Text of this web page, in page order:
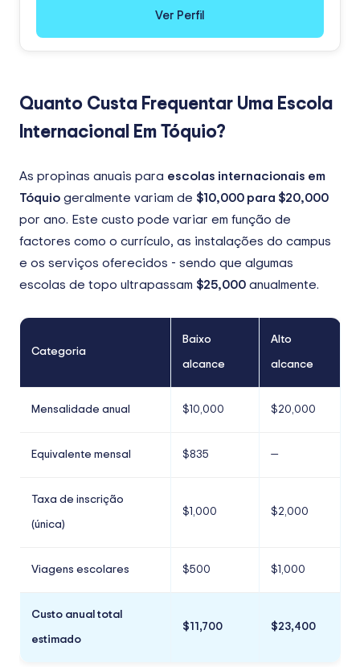
Ver Perfil
Quanto Custa Frequentar Uma Escola
Internacional Em Tóquio?
As propinas anuais para escolas internacionais em
Tóquio geralmente variam de $10,000 para $20,000
por ano. Este custo pode variar em função de
factores como o currículo, as instalações do campus
e os serviços oferecidos - sendo que algumas
escolas de topo ultrapassam $25,000 anualmente.
Categoria
Baixo
alcance
Alto
alcance
Mensalidade anual $10,000 $20,000
Equivalente mensal $835 —
Taxa de inscrição
(única)
$1,000 $2,000
Viagens escolares $500 $1,000
Custo anual total
estimado
$11,700 $23,400